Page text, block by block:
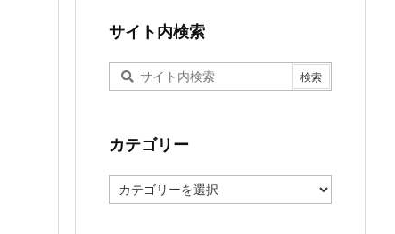
サイト内検索
カテゴリー
テ